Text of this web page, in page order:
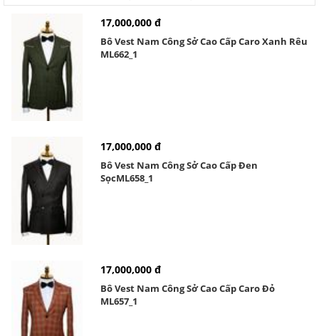
17,000,000 đ
Bô Vest Nam Công Sở Cao Cấp Caro Xanh Rêu
ML662_1
17,000,000 đ
Bô Vest Nam Công Sở Cao Cấp Đen
SọcML658_1
17,000,000 đ
Bô Vest Nam Công Sở Cao Cấp Caro Đỏ
ML657_1